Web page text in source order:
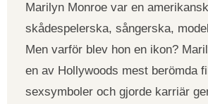
Marilyn Monroe var en amerikansk
skådespelerska, sångerska,
Men varför blev hon en ikon?
en av Hollywoods mest berömda
sexsymboler och gjorde karriär